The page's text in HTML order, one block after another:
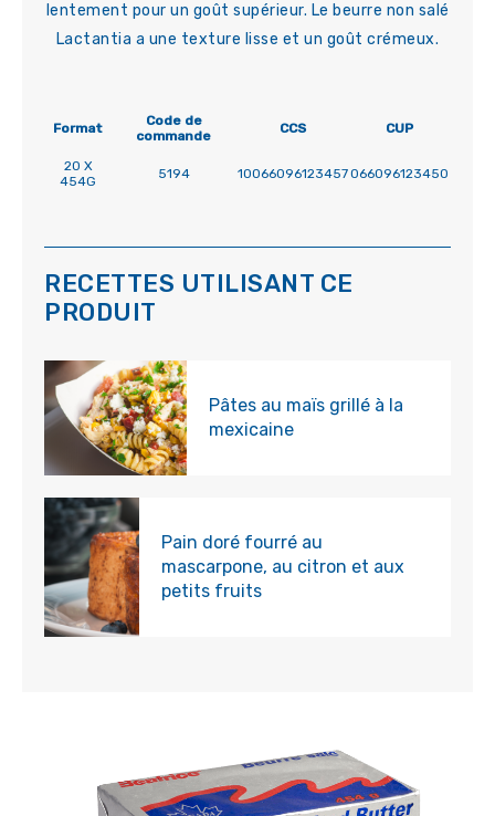
lentement pour un goût supérieur. Le beurre non salé
Lactantia a une texture lisse et un goût crémeux.
Format
Code de
commande
CCS CUP
20 X
454G
5194 10066096123457066096123450
RECETTES UTILISANT CE
PRODUIT
Pâtes au maïs grillé à la
mexicaine
Pain doré fourré au
mascarpone, au citron et aux
petits fruits